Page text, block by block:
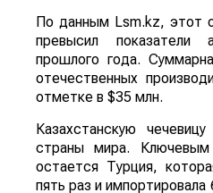
По данным Lsm.kz, этот
превысил показатели
прошлого года.
отечественных
отметке в $35 млн.
Казахстанскую
страны мира.
остается Турция,
пять раз и